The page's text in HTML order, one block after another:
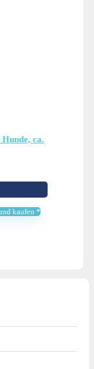
ca.
kaufen *